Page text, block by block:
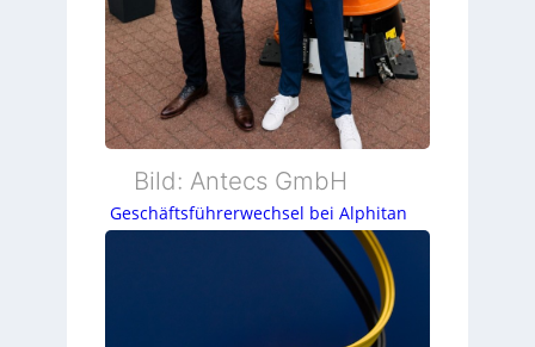
Bild: Antecs GmbH
Geschäftsführerwechsel bei Alphitan